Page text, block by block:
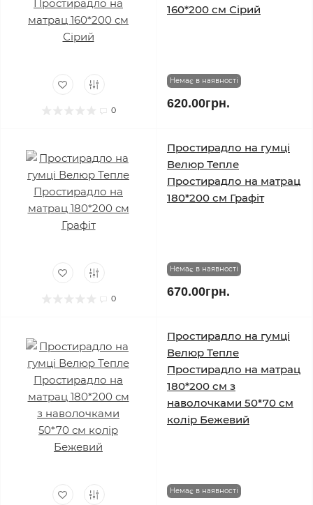
0
160*200 см Сірий
Немає в наявності
620.00грн.
0
Простирадло на гумці
Велюр Тепле
Простирадло на матрац
180*200 см Графіт
Немає в наявності
670.00грн.
Простирадло на гумці
Велюр Тепле
Простирадло на матрац
180*200 см з
наволочками 50*70 см
колір Бежевий
Немає в наявності